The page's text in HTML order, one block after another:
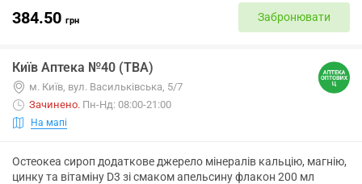
384.50 грн Забронювати
Київ Аптека №40 (ТВА)
м. Київ, вул. Васильківська, 5/7
Зачинено. Пн-Нд: 08:00-21:00
На мапі
Остеокеа сироп додаткове джерело мінералів кальцію, магнію,
цинку та вітаміну D3 зі смаком апельсину флакон 200 мл